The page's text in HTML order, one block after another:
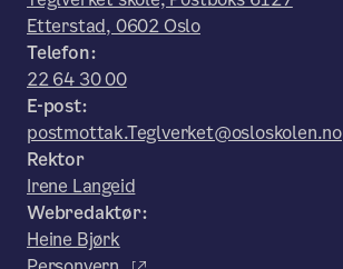
Etterstad, 0602 Oslo
Telefon:
22 64 30 00
E-post:
postmottak.Teglverket@osloskolen.no
Rektor
Irene Langeid
Webredaktør:
Heine Bjørk